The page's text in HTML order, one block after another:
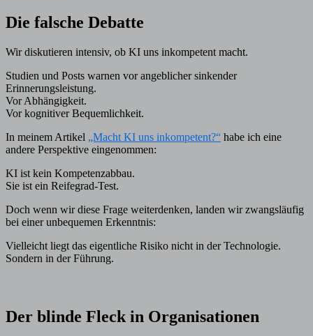
Die falsche Debatte
Wir diskutieren intensiv, ob KI uns inkompetent macht.
Studien und Posts warnen vor angeblicher sinkender
Erinnerungsleistung.
Vor Abhängigkeit.
Vor kognitiver Bequemlichkeit.
In meinem Artikel „Macht KI uns inkompetent?“ habe ich eine
andere Perspektive eingenommen:
KI ist kein Kompetenzabbau.
Sie ist ein Reifegrad-Test.
Doch wenn wir diese Frage weiterdenken, landen wir zwangsläufig
bei einer unbequemen Erkenntnis:
Vielleicht liegt das eigentliche Risiko nicht in der Technologie.
Sondern in der Führung.
Der blinde Fleck in Organisationen